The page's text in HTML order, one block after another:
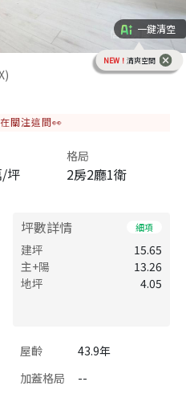
一鍵清空
NEW！ 清爽空間
關注這間👀
/坪
格局
2房2廳1衛
坪數詳情 細項
建坪
15.65
主+陽
13.26
地坪
4.05
屋齡
43.9年
加蓋格局
--